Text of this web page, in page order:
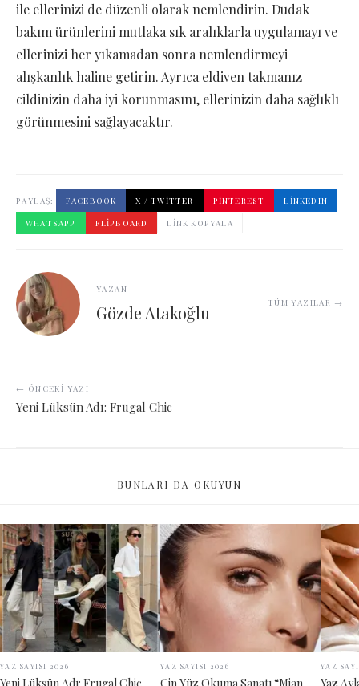
ile ellerinizi de düzenli olarak nemlendirin. Dudak
bakım ürünlerini mutlaka sık aralıklarla uygulamayı ve
ellerinizi her yıkamadan sonra nemlendirmeyi
alışkanlık haline getirin. Ayrıca eldiven takmanız
cildinizin daha iyi korunmasını, ellerinizin daha sağlıklı
görünmesini sağlayacaktır.
PAYLAŞ: FACEBOOK X / TWITTER PINTEREST
LINKEDIN
WHATSAPP
FLIPBOARD LINK KOPYALA
YAZAN
Gözde Atakoğlu TÜM YAZILAR →
← ÖNCEKI YAZI
Yeni Lüksün Adı: Frugal Chic
BUNLARI DA OKUYUN
YAZ SAYISI 2026 YAZ SAYISI 2026 YAZ